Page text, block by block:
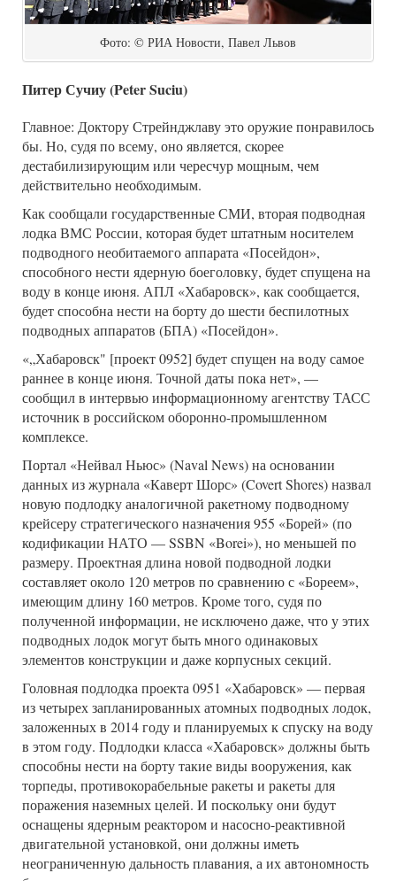
Фото: © РИА Новости, Павел Львов
Питер Сучиу (Peter Suciu)
Главное: Доктору Стрейнджлаву это оружие понравилось
бы. Но, судя по всему, оно является, скорее
дестабилизирующим или чересчур мощным, чем
действительно необходимым.
Как сообщали государственные СМИ, вторая подводная
лодка ВМС России, которая будет штатным носителем
подводного необитаемого аппарата «Посейдон»,
способного нести ядерную боеголовку, будет спущена на
воду в конце июня. АПЛ «Хабаровск», как сообщается,
будет способна нести на борту до шести беспилотных
подводных аппаратов (БПА) «Посейдон».
«„Хабаровск" [проект 0952] будет спущен на воду самое
раннее в конце июня. Точной даты пока нет», —
сообщил в интервью информационному агентству ТАСС
источник в российском оборонно-промышленном
комплексе.
Портал «Нейвал Ньюс» (Naval News) на основании
данных из журнала «Каверт Шорс» (Covert Shores) назвал
новую подлодку аналогичной ракетному подводному
крейсеру стратегического назначения 955 «Борей» (по
кодификации НАТО — SSBN «Borei»), но меньшей по
размеру. Проектная длина новой подводной лодки
составляет около 120 метров по сравнению с «Бореем»,
имеющим длину 160 метров. Кроме того, судя по
полученной информации, не исключено даже, что у этих
подводных лодок могут быть много одинаковых
элементов конструкции и даже корпусных секций.
Головная подлодка проекта 0951 «Хабаровск» — первая
из четырех запланированных атомных подводных лодок,
заложенных в 2014 году и планируемых к спуску на воду
в этом году. Подлодки класса «Хабаровск» должны быть
способны нести на борту такие виды вооружения, как
торпеды, противокорабельные ракеты и ракеты для
поражения наземных целей. И поскольку они будут
оснащены ядерным реактором и насосно-реактивной
двигательной установкой, они должны иметь
неограниченную дальность плавания, а их автономность